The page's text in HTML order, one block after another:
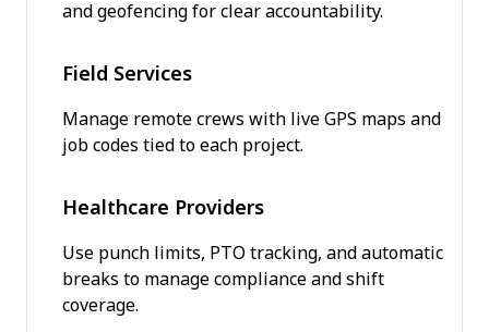
and geofencing for clear accountability.
Field Services
Manage remote crews with live GPS maps and
job codes tied to each project.
Healthcare Providers
Use punch limits, PTO tracking, and automatic
breaks to manage compliance and shift
coverage.